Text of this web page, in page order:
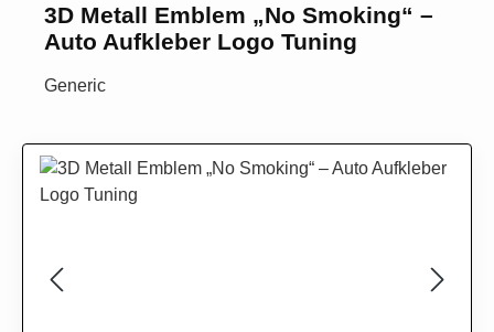
3D Metall Emblem „No Smoking“ –
Auto Aufkleber Logo Tuning
Generic
Bildergalerie überspringen